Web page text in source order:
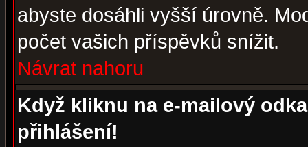
abyste dosáhli vyšší úrovně.
počet vašich příspěvků snížit.
Návrat nahoru
Když kliknu na e-mailový
přihlášení!